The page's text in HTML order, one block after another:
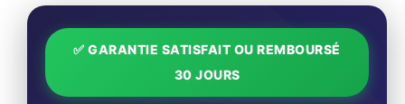
✅ GARANTIE SATISFAIT OU REMBOURSÉ
30 JOURS